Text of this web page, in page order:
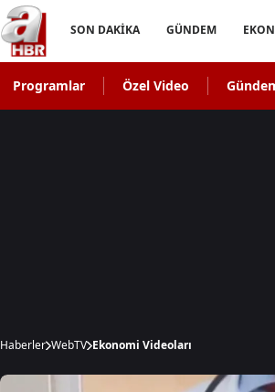
SON DAKİKA GÜNDEM
Programlar Özel Video
Haberler WebTV Ekonomi Videoları